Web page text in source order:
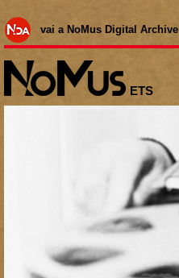
vai a NoMus Digital Archive
ETS